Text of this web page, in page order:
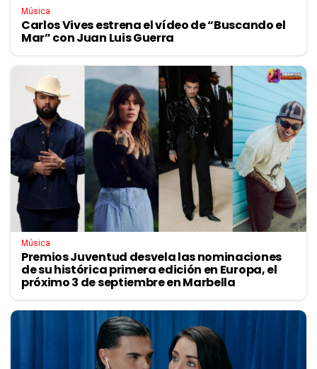
Música
Carlos Vives estrena el vídeo de “Buscando el
Mar” con Juan Luis Guerra
Música
Premios Juventud desvela las nominaciones
de su histórica primera edición en Europa, el
próximo 3 de septiembre en Marbella